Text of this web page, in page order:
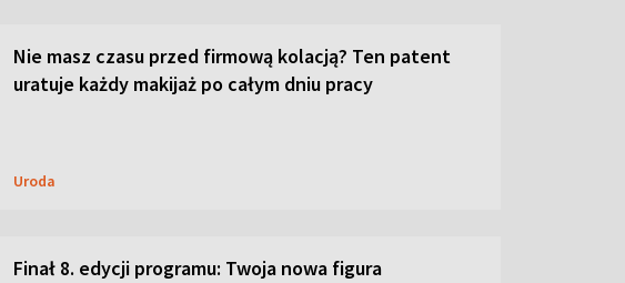
Nie masz czasu przed firmową kolacją? Ten patent
uratuje każdy makijaż po całym dniu pracy
Uroda
Finał 8. edycji programu: Twoja nowa figura